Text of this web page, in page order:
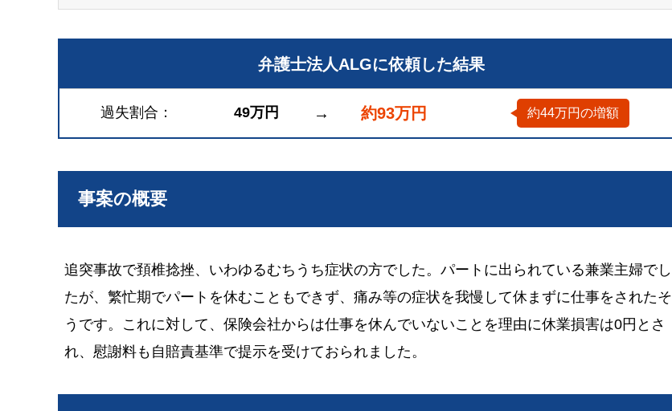
弁護士法人ALGに依頼した結果
過失割合 49万円 → 約93万円 約44万円の増額
事案の概要
追突事故で頚椎捻挫、いわゆるむちうち症状の方でした。パートに出られている兼業主婦でし
たが、繁忙期でパートを休むこともできず、痛み等の症状を我慢して休まずに仕事をされたそ
うです。これに対して、保険会社からは仕事を休んでいないことを理由に休業損害は0円とさ
れ、慰謝料も自賠責基準で提示を受けておられました。